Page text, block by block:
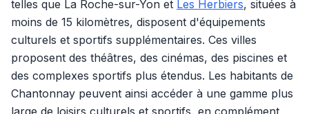
telles que La Roche-sur-Yon et Les Herbiers, situées à
moins de 15 kilomètres, disposent d'équipements
culturels et sportifs supplémentaires. Ces villes
proposent des théâtres, des cinémas, des piscines et
des complexes sportifs plus étendus. Les habitants de
Chantonnay peuvent ainsi accéder à une gamme plus
large de loisirs culturels et sportifs, en complément